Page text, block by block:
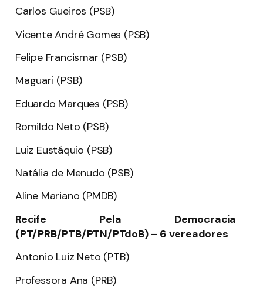
Carlos Gueiros (PSB)
Vicente André Gomes (PSB)
Felipe Francismar (PSB)
Maguari (PSB)
Eduardo Marques (PSB)
Romildo Neto (PSB)
Luiz Eustáquio (PSB)
Natália de Menudo (PSB)
Aline Mariano (PMDB)
Recife Pela Democracia
(PT/PRB/PTB/PTN/PTdoB) – 6 vereadores
Antonio Luiz Neto (PTB)
Professora Ana (PRB)